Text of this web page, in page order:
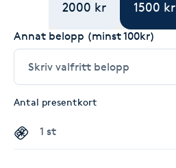
2000 kr 1500 kr
Annat belopp (minst 100kr)
Antal presentkort